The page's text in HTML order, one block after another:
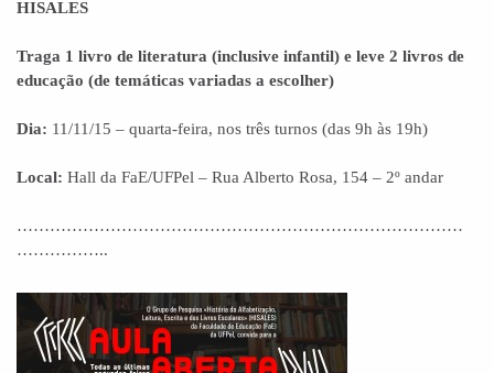
HISALES
Traga 1 livro de literatura (inclusive infantil) e leve 2 livros de
educação (de temáticas variadas a escolher)
Dia: 11/11/15 – quarta-feira, nos três turnos (das 9h às 19h)
Local: Hall da FaE/UFPel – Rua Alberto Rosa, 154 – 2º andar
………………………………………………………………………
……………..